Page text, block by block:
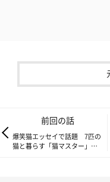
前回の話
爆笑猫エッセイで話題 7匹の
猫と暮らす「猫マスター」響